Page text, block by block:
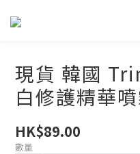
現貨 韓國
白修護精華
HK$89.00
數量